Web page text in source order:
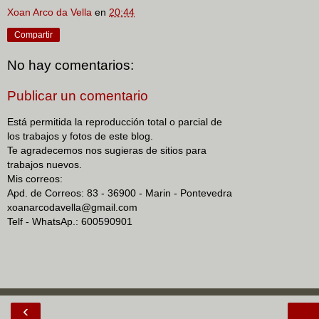
Xoan Arco da Vella en 20:44
Compartir
No hay comentarios:
Publicar un comentario
Está permitida la reproducción total o parcial de
los trabajos y fotos de este blog.
Te agradecemos nos sugieras de sitios para
trabajos nuevos.
Mis correos:
Apd. de Correos: 83 - 36900 - Marin - Pontevedra
xoanarcodavella@gmail.com
Telf - WhatsAp.: 600590901
‹